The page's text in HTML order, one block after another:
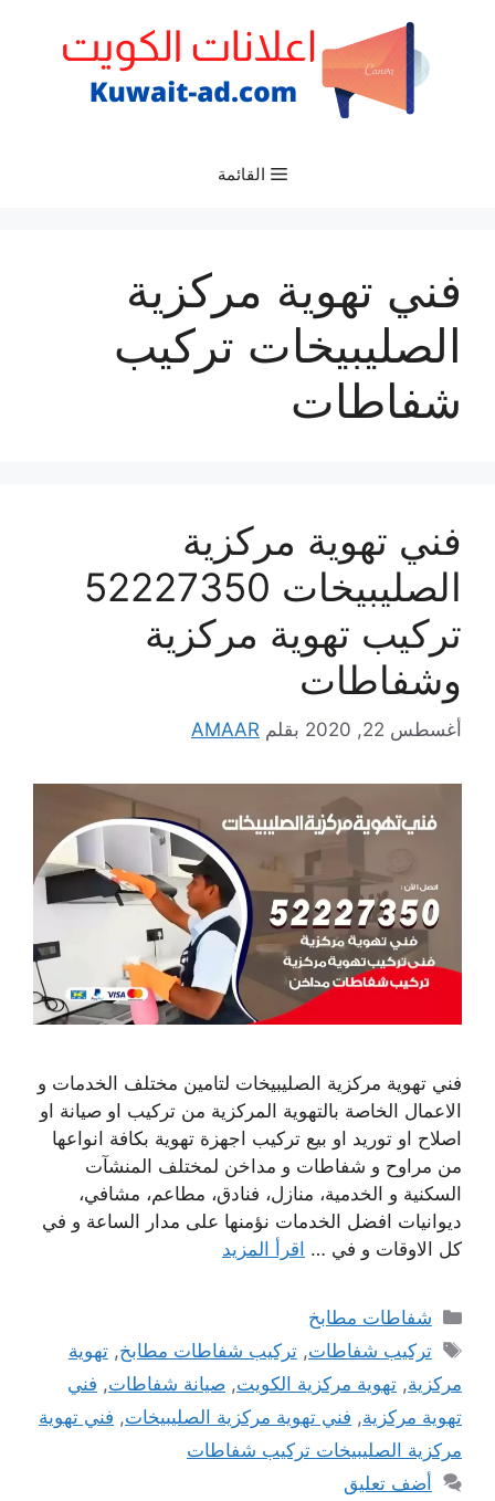
القائمة
فني تهوية مركزية
الصليبيخات تركيب
شفاطات
فني تهوية مركزية
الصليبيخات 52227350
تركيب تهوية مركزية
وشفاطات
أغسطس 22, 2020 بقلم AMAAR
فني تهوية مركزية الصليبيخات لتامين مختلف الخدمات و
الاعمال الخاصة بالتهوية المركزية من تركيب او صيانة او
اصلاح او توريد او بيع تركيب اجهزة تهوية بكافة انواعها
من مراوح و شفاطات و مداخن لمختلف المنشآت
السكنية و الخدمية، منازل، فنادق، مطاعم، مشافي،
ديوانيات افضل الخدمات نؤمنها على مدار الساعة و في
كل الاوقات و في … اقرأ المزيد
التصنيفات
شفاطات مطابخ
الوسوم
تركيب شفاطات,تركيب شفاطات مطابخ,تهوية
مركزية, تهوية مركزية الكويت, صيانة شفاطات, فني
تهوية مركزية, فني تهوية مركزية الصليبيخات, فني تهوية
مركزية الصليبيخات تركيب شفاطات
أضف تعليق